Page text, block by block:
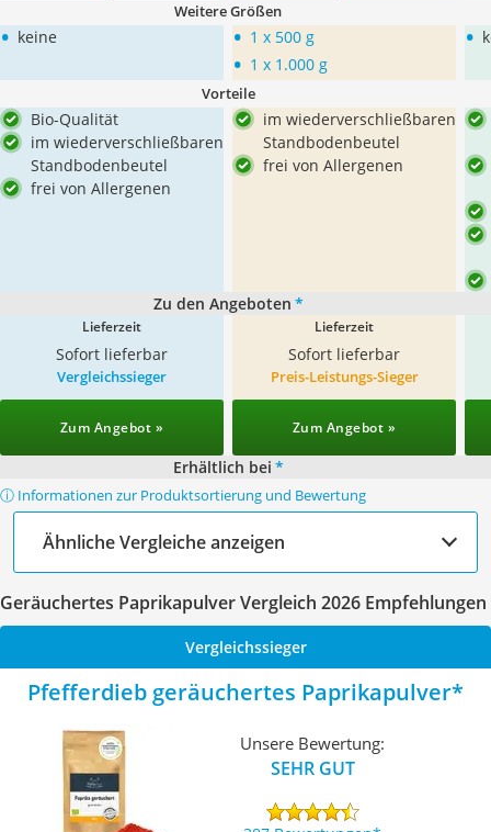
Weitere Größen
• keine • 1 x 500 g
• 1 x 1.000 g
•
Vorteile
Bio-Qualität
im wiederverschließbaren
Standbodenbeutel
frei von Allergenen
im wiederverschließbaren
Standbodenbeutel
frei von Allergenen
Zu den Angeboten *
Lieferzeit
Sofort lieferbar
Lieferzeit
Sofort lieferbar
Vergleichssieger
Zum Angebot »
Preis-Leistungs-Sieger
Zum Angebot »
Erhältlich bei *
ⓘ Informationen zur Produktsortierung und Bewertung
Ähnliche Vergleiche anzeigen
Geräuchertes Paprikapulver Vergleich 2026 Empfehlungen
Vergleichssieger
Pfefferdieb geräuchertes Paprikapulver
Unsere Bewertung:
SEHR GUT